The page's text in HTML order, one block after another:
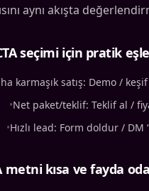
aynı akışta
seçimi için pratik
karmaşık satış: Demo /
•Net paket/teklif: Teklif al /
•Hızlı lead: Form doldur / DM
metni kısa ve fayda